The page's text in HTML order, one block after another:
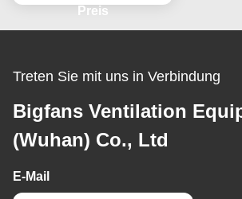
hnhöfe
Preis
Treten Sie mit uns in Verbindung
Bigfans Ventilation
(Wuhan) Co., Ltd
E-Mail